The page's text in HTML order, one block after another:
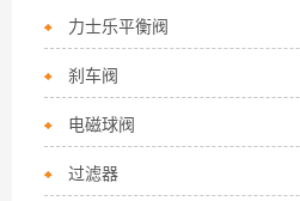
力士乐平衡阀
刹车阀
电磁球阀
过滤器